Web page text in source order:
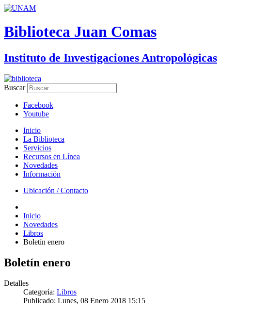
Biblioteca Juan Comas
Instituto de Investigaciones Antropológicas
Buscar
Facebook
Youtube
Inicio
La Biblioteca
Servicios
Recursos en Línea
Novedades
Información
Ubicación / Contacto
Inicio
Novedades
Libros
Boletín enero
Boletín enero
Detalles
Categoría: Libros
Publicado: Lunes, 08 Enero 2018 15:15